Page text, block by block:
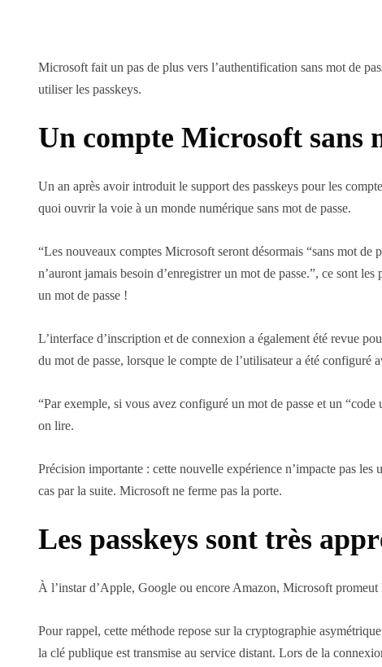
Microsoft fait un pas de plus vers l’authentification sans mot de
utiliser les passkeys.
Un compte Microsoft sans
Un an après avoir introduit le support des passkeys pour les
quoi ouvrir la voie à un monde numérique sans mot de passe.
“Les nouveaux comptes Microsoft seront désormais “sans mot de
n’auront jamais besoin d’enregistrer un mot de passe.”, ce sont
un mot de passe !
L’interface d’inscription et de connexion a également été revue
du mot de passe, lorsque le compte de l’utilisateur a été configuré
“Par exemple, si vous avez configuré un mot de passe et un
on lire.
Précision importante : cette nouvelle expérience n’impacte pas
cas par la suite. Microsoft ne ferme pas la porte.
Les passkeys sont très
À l’instar d’Apple, Google ou encore Amazon, Microsoft
Pour rappel, cette méthode repose sur la cryptographie
la clé publique est transmise au service distant. Lors de la